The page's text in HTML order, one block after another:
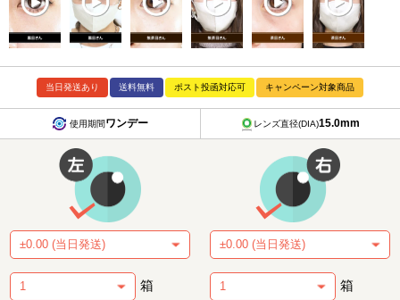
当日発送あり 送料無料 ポスト投函対応可 キャンペーン対象商品
使用期間ワンデー レンズ直径(DIA)15.0mm
箱 箱